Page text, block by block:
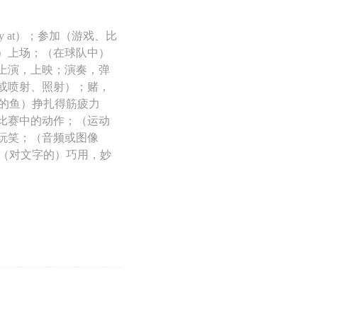
at）；参加（游戏、比
场；（在球队中）
演，上映；演奏，弹
射、照射）；赌，
鱼）挣扎得筋疲力
赛中的动作；（运动
笑；（音频或图像
对文字的）巧用，妙